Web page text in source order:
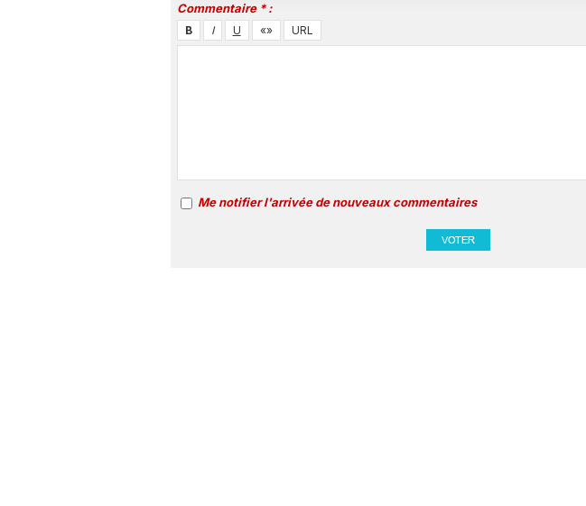
Commentaire * :
Me notifier l'arrivée de nouveaux commentaires